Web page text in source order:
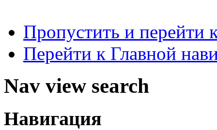
Пропустить и перейти
Перейти к Главной
Nav view search
Навигация